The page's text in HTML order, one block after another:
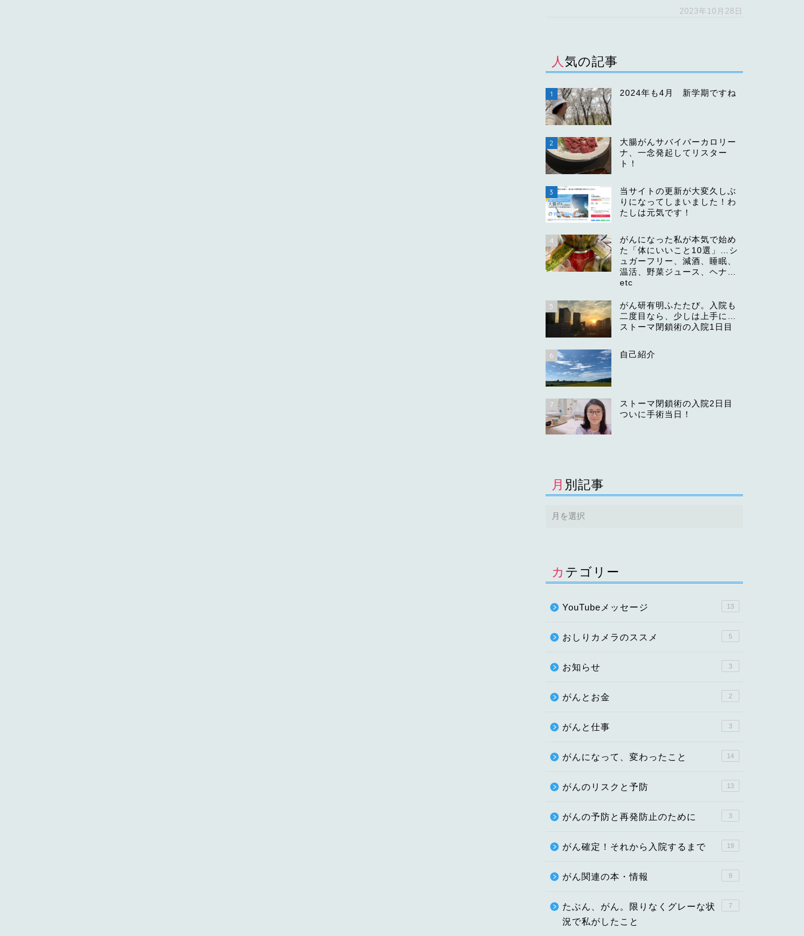
2023年10月28日
人気の記事
1 2024年も4月 新学期ですね
2
大腸がんサバイバーカロリー
ナ、一念発起してリスター
ト！
3
当サイトの更新が大変久しぶ
りになってしまいました！わ
たしは元気です！
4
がんになった私が本気で始め
た「体にいいこと10選」…シ
ュガーフリー、減酒、睡眠、
温活、野菜ジュース、ヘナ…
etc
5
がん研有明ふたたび。入院も
二度目なら、少しは上手に…
ストーマ閉鎖術の入院1日目
6 自己紹介
7
ストーマ閉鎖術の入院2日目
ついに手術当日！
月別記事
カテゴリー
YouTubeメッセージ 13
おしりカメラのススメ 5
お知らせ 3
がんとお金 2
がんと仕事 3
がんになって、変わったこと 14
がんのリスクと予防 13
がんの予防と再発防止のために 3
がん確定！それから入院するまで 19
がん関連の本・情報 9
たぶん、がん。限りなくグレーな状
況で私がしたこと
7